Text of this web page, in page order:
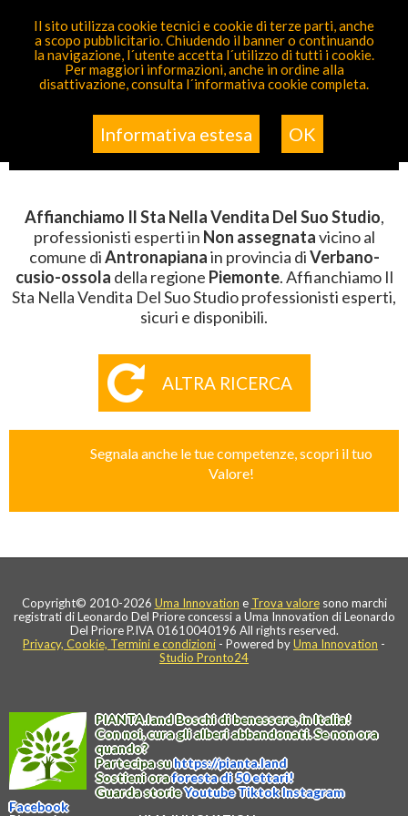
PARTECIPA GRATIS
Sei QuiElenco>Non Assegnata>Affianchiamo Il Sta
Nella Vendita Del Suo Studio>Piemonte>Verbano-
Cusio-Ossola>Antronapiana
VENDITA DEL SUO STUDIO
ANTRONAPIANA
Affianchiamo Il Sta Nella Vendita Del Suo Studio,
professionisti esperti in Non assegnatavicino al
comune diAntronapianain provincia diVerbano-
cusio-ossola della regione Piemonte. Affianchiamo Il
Sta Nella Vendita Del Suo Studio professionisti esperti,
sicuri e disponibili.
ALTRA RICERCA
Segnala anche le tue competenze, scopri il tuo
Valore!
Copyright© 2010-2026 Uma Innovation e Trova valoresono marchi
registrati di Leonardo Del Priore concessi a Uma Innovation di Leonardo
Del Priore P.IVA 01610040196 All rights reserved.
Privacy, Cookie, Termini e condizioni - Powered byUma Innovation -
Studio Pronto24
PIANTA.landBoschi di benessere, in Italia!
Con noi, cura gli alberi abbandonati. Se non ora
quando?
Partecipa suhttps://pianta.land
Sostieni oraforesta di 50 ettari!
Guarda storieYoutubeTiktokInstagram
Facebook
Il sito utilizza cookie tecnici e cookie di terze parti, anche
a scopo pubblicitario. Chiudendo il banner o continuando
la navigazione, l´utente accetta l´utilizzo di tutti i cookie.
Per maggiori informazioni, anche in ordine alla
disattivazione, consulta l´informativa cookie completa.
Informativa estesa OK